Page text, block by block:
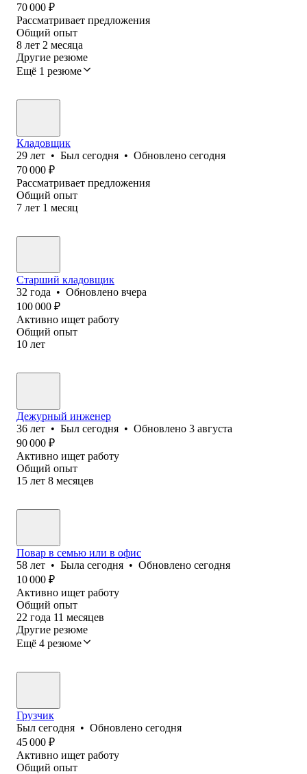
70 000 ₽
Рассматривает предложения
Общий опыт
8 лет 2 месяца
Другие резюме
Ещё 1 резюме
Кладовщик
29 лет • Был сегодня • Обновлено сегодня
70 000 ₽
Рассматривает предложения
Общий опыт
7 лет 1 месяц
Старший кладовщик
32 года • Обновлено вчера
100 000 ₽
Активно ищет работу
Общий опыт
10 лет
Дежурный инженер
36 лет • Был сегодня • Обновлено 3 августа
90 000 ₽
Активно ищет работу
Общий опыт
15 лет 8 месяцев
Повар в семью или в офис
58 лет • Была сегодня • Обновлено сегодня
10 000 ₽
Активно ищет работу
Общий опыт
22 года 11 месяцев
Другие резюме
Ещё 4 резюме
Грузчик
Был сегодня • Обновлено сегодня
45 000 ₽
Активно ищет работу
Общий опыт